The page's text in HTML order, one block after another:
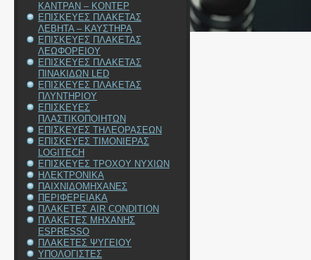
ΚΑΝΤΡΑΝ – ΚΟΝΤΕΡ
ΕΠΙΣΚΕΥΕΣ ΠΛΑΚΕΤΑΣ
ΛΕΒΗΤΑ – ΚΑΥΣΤΗΡΑ
ΕΠΙΣΚΕΥΕΣ ΠΛΑΚΕΤΑΣ
ΛΕΩΦΟΡΕΙΟΥ
ΕΠΙΣΚΕΥΕΣ ΠΛΑΚΕΤΑΣ
ΠΙΝΑΚΙΔΩΝ LED
ΕΠΙΣΚΕΥΕΣ ΠΛΑΚΕΤΑΣ
ΠΛΥΝΤΗΡΙΟΥ
ΕΠΙΣΚΕΥΕΣ
ΠΛΑΣΤΙΚΟΠΟΙΗΤΩΝ
ΕΠΙΣΚΕΥΕΣ ΤΗΛΕΟΡΑΣΕΩΝ
ΕΠΙΣΚΕΥΕΣ ΤΙΜΟΝΙΕΡΑΣ
LOGITECH
ΕΠΙΣΚΕΥΕΣ ΤΡΟΧΟΥ ΝΥΧΙΩΝ
ΗΛΕΚΤΡΟΝΙΚΑ
ΠΑΙΧΝΙΔΟΜΗΧΑΝΕΣ
ΠΕΡΙΦΕΡΕΙΑΚΑ
ΠΛΑΚΕΤΕΣ AIR CONDITION
ΠΛΑΚΕΤΕΣ ΜΗΧΑΝΗΣ
ESPRESSO
ΠΛΑΚΕΤΕΣ ΨΥΓΕΙΟΥ
ΥΠΟΛΟΓΙΣΤΕΣ